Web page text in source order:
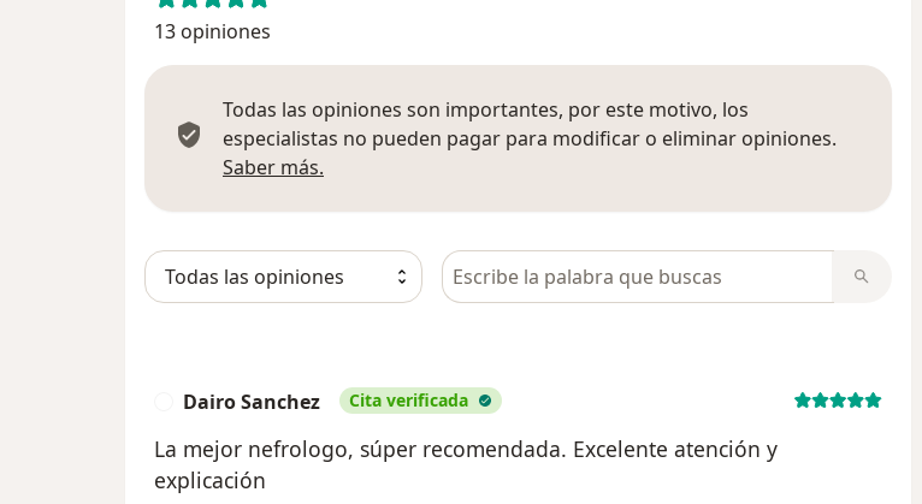
13 opiniones
Todas las opiniones son importantes, por este motivo, los
especialistas no pueden pagar para modificar o eliminar opiniones.
Saber más.
Busca en opiniones
Dairo Sanchez Cita verificada
La mejor nefrologo, súper recomendada. Excelente atención y
explicación